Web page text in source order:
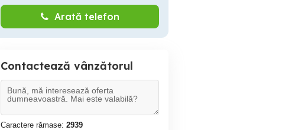
Arată telefon
Contactează vânzătorul
Caractere rămase: 2939